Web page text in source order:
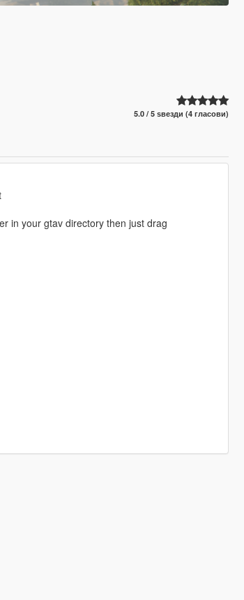
5.0 / 5 ѕвезди (4 гласови)
in your gtav directory then just drag